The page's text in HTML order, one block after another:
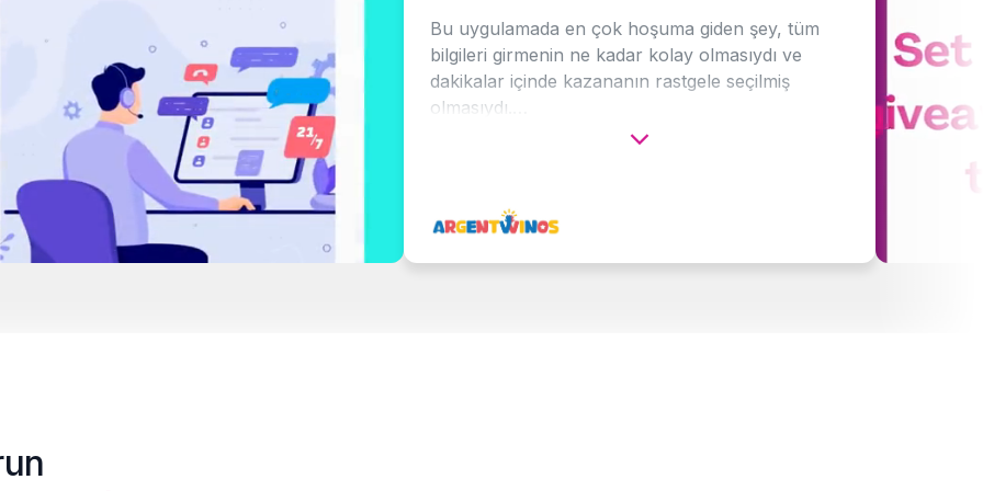
Bu uygulamada en çok hoşuma giden şey, tüm
bilgileri girmenin ne kadar kolay olmasıydı ve
dakikalar içinde kazananın rastgele seçilmiş
olmasıydı.
Süreç gösterilebildiği için takipçilerin işin dürüst ve
paylaşmak için kullanılan grafik tasarımı çok
beğendim: 3, 2, 1...
Diğer tür çekiliş uygulamalarını denedikten sonra,